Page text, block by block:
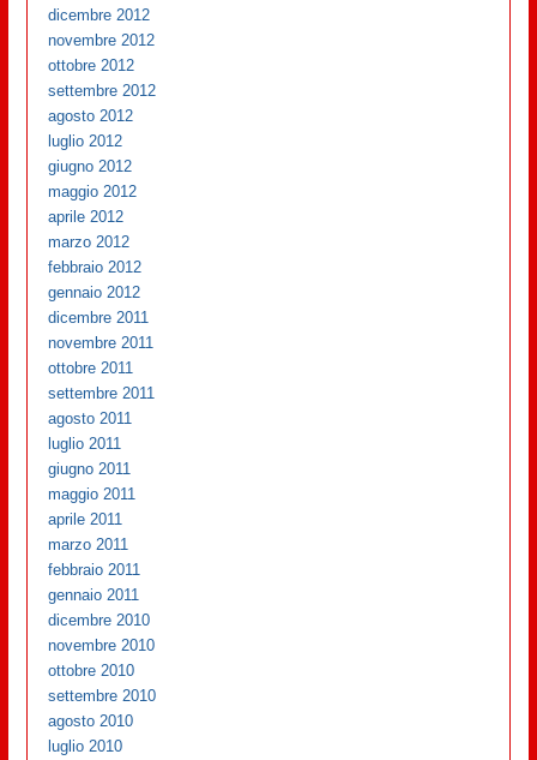
dicembre 2012
novembre 2012
ottobre 2012
settembre 2012
agosto 2012
luglio 2012
giugno 2012
maggio 2012
aprile 2012
marzo 2012
febbraio 2012
gennaio 2012
dicembre 2011
novembre 2011
ottobre 2011
settembre 2011
agosto 2011
luglio 2011
giugno 2011
maggio 2011
aprile 2011
marzo 2011
febbraio 2011
gennaio 2011
dicembre 2010
novembre 2010
ottobre 2010
settembre 2010
agosto 2010
luglio 2010